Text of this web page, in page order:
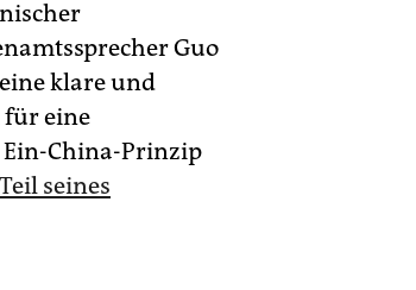
Guo
klare und
für eine
China-Prinzip
seines